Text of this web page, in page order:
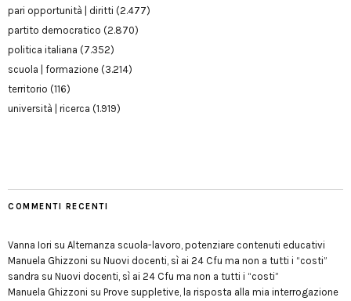
pari opportunità | diritti (2.477)
partito democratico (2.870)
politica italiana (7.352)
scuola | formazione (3.214)
territorio (116)
università | ricerca (1.919)
COMMENTI RECENTI
Vanna Iori su Alternanza scuola-lavoro, potenziare contenuti educativi
Manuela Ghizzoni su Nuovi docenti, sì ai 24 Cfu ma non a tutti i “costi”
sandra su Nuovi docenti, sì ai 24 Cfu ma non a tutti i “costi”
Manuela Ghizzoni su Prove suppletive, la risposta alla mia interrogazione